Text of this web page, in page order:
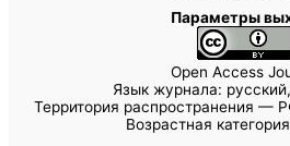
Параметры
Open Access
Язык журнала:
Территория распространения —
Возрастная